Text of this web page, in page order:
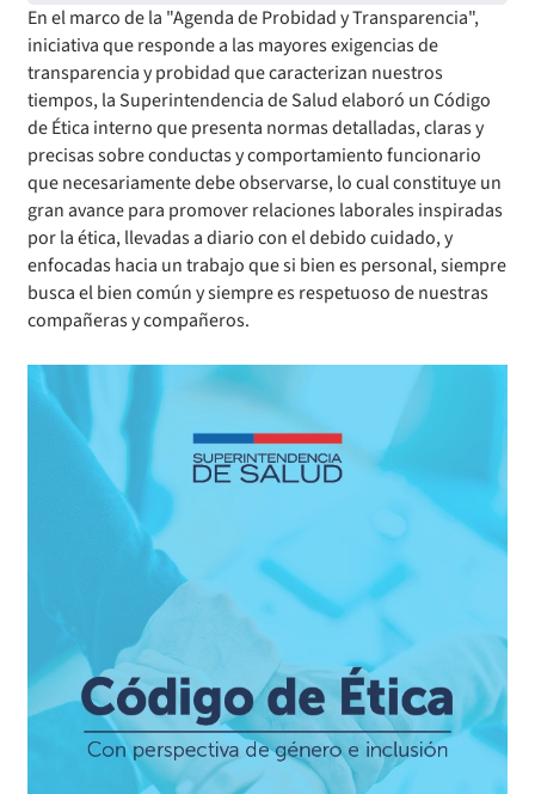
Estudio de satisfacción de usuarios – Reclamos contra
Aseguradoras
Estados Financieros
Gastos de Representación, Protocolo y Ceremonial
Licitaciones en curso
Histórico Licitaciones
Órdenes de compra
Contrataciones No Sujetas a Ley de Compras
Seguimiento del Plan Anual de Compras
Monitoreo cumplimiento PAC
Arriendo de Bienes Inmuebles no sujetos a Ley de Compras
Cuenta Pública Participativa
Consultas Ciudadanas
En el marco de la "Agenda de Probidad y Transparencia",
iniciativa que responde a las mayores exigencias de
transparencia y probidad que caracterizan nuestros
tiempos, la Superintendencia de Salud elaboró un Código
de Ética interno que presenta normas detalladas, claras y
precisas sobre conductas y comportamiento funcionario
que necesariamente debe observarse, lo cual constituye un
gran avance para promover relaciones laborales inspiradas
por la ética, llevadas a diario con el debido cuidado, y
enfocadas hacia un trabajo que si bien es personal, siempre
busca el bien común y siempre es respetuoso de nuestras
compañeras y compañeros.